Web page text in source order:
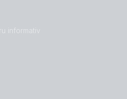
informativ